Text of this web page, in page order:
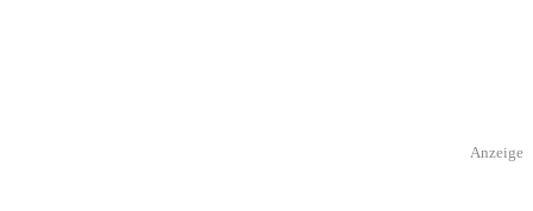
Anzeige